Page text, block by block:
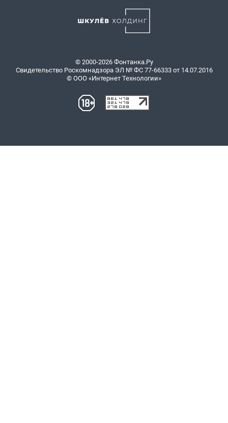
© 2000-2026 Фонтанка.Ру
Свидетельство Роскомнадзора ЭЛ № ФС 77-66333 от 14.07.2016
© ООО «Интернет Технологии»